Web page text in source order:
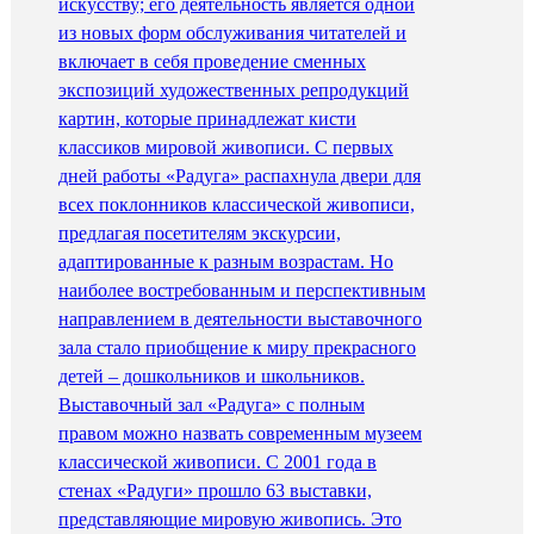
искусству; его деятельность является одной
из новых форм обслуживания читателей и
включает в себя проведение сменных
экспозиций художественных репродукций
картин, которые принадлежат кисти
классиков мировой живописи. С первых
дней работы «Радуга» распахнула двери для
всех поклонников классической живописи,
предлагая посетителям экскурсии,
адаптированные к разным возрастам. Но
наиболее востребованным и перспективным
направлением в деятельности выставочного
зала стало приобщение к миру прекрасного
детей – дошкольников и школьников.
Выставочный зал «Радуга» с полным
правом можно назвать современным музеем
классической живописи. С 2001 года в
стенах «Радуги» прошло 63 выставки,
представляющие мировую живопись. Это